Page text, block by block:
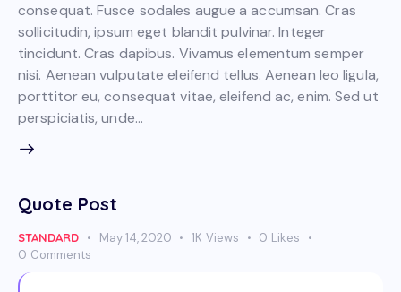
consequat. Fusce sodales augue a accumsan. Cras
sollicitudin, ipsum eget blandit pulvinar. Integer
tincidunt. Cras dapibus. Vivamus elementum semper
nisi. Aenean vulputate eleifend tellus. Aenean leo ligula,
porttitor eu, consequat vitae, eleifend ac, enim. Sed ut
perspiciatis, unde…
Quote Post
STANDARD May 14, 2020 1K Views 0 Likes
0 Comments